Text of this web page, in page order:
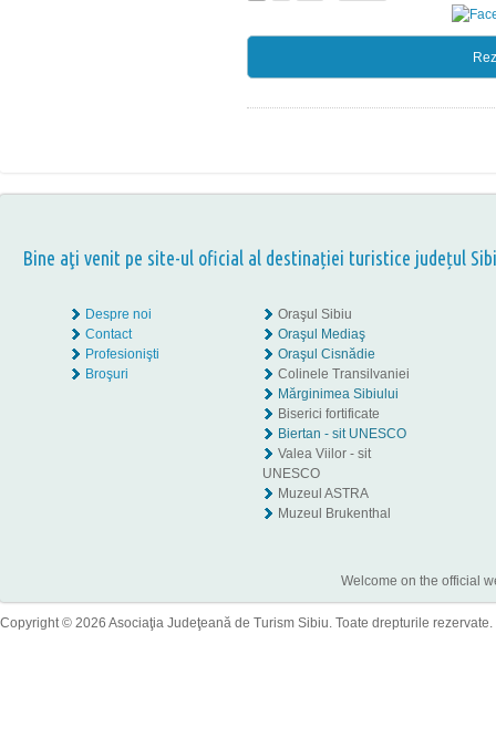
Bine aţi venit pe site-ul oficial al destinației turistice județul
Despre noi
Contact
Profesionişti
Broşuri
Oraşul Sibiu
Oraşul Mediaş
Oraşul Cisnădie
Colinele Transilvaniei
Mărginimea Sibiului
Biserici fortificate
Biertan - sit UNESCO
Valea Viilor - sit
UNESCO
Muzeul ASTRA
Muzeul Brukenthal
Welcome on the official
Copyright © 2026 Asociaţia Judeţeană de Turism Sibiu. Toate drepturile rezervate.